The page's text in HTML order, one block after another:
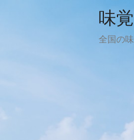
味
全国の